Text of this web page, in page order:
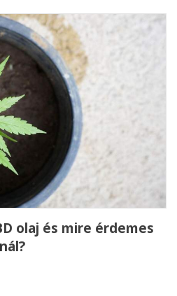
olaj és mire érdemes